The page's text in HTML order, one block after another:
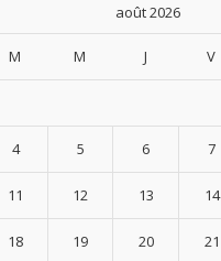
août 2026
M M J V
4 5 6 7
11 12 13 14
18 19 20 21